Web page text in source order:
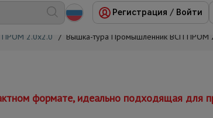
Регистрация / Войти
ПРОМ 2.0х2.0 / Вышка-тура Промышленник ВСП ПРОМ
формате, идеально подходящая для